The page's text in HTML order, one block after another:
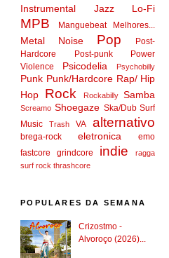
Instrumental Jazz Lo-Fi
MPB Manguebeat Melhores...
Metal Noise Pop
Post-
Hardcore
Post-punk
Power
Violence
Psicodelia Psychobilly
Punk Punk/Hardcore Rap/ Hip
Hop
Rock Rockabilly Samba
Screamo Shoegaze Ska/Dub Surf
Music
Trash VA alternativo
brega-rock eletronica
emo
fastcore
grindcore indie
ragga
surf rock thrashcore
POPULARES DA SEMANA
Crizostmo -
Alvoroço (2026)...